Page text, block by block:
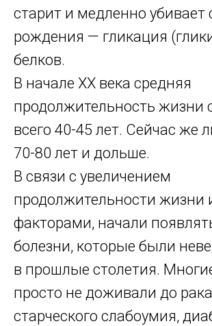
старит и медленно убивает
рождения — гликация
белков.
В начале XX века средняя
продолжительность жизни
всего 40-45 лет. Сейчас же
70-80 лет и дольше.
В связи с увеличением
продолжительности жизни
факторами, начали
болезни, которые были
в прошлые столетия.
просто не доживали до
старческого слабоумия,